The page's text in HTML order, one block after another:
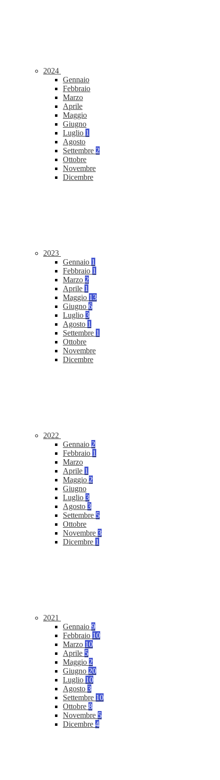
2024
Gennaio
Febbraio
Marzo
Aprile
Maggio
Giugno
Luglio 1
Agosto
Settembre 2
Ottobre
Novembre
Dicembre
2023
Gennaio 1
Febbraio 1
Marzo 2
Aprile 1
Maggio 13
Giugno 6
Luglio 3
Agosto 1
Settembre 1
Ottobre
Novembre
Dicembre
2022
Gennaio 2
Febbraio 1
Marzo
Aprile 1
Maggio 2
Giugno
Luglio 3
Agosto 3
Settembre 5
Ottobre
Novembre 3
Dicembre 1
2021
Gennaio 9
Febbraio 10
Marzo 10
Aprile 5
Maggio 2
Giugno 20
Luglio 10
Agosto 3
Settembre 10
Ottobre 8
Novembre 5
Dicembre 4